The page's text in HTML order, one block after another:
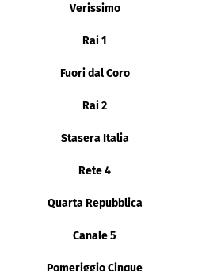
Verissimo
Rai 1
Fuori dal Coro
Rai 2
Stasera Italia
Rete 4
Quarta Repubblica
Canale 5
Pomeriggio Cinque